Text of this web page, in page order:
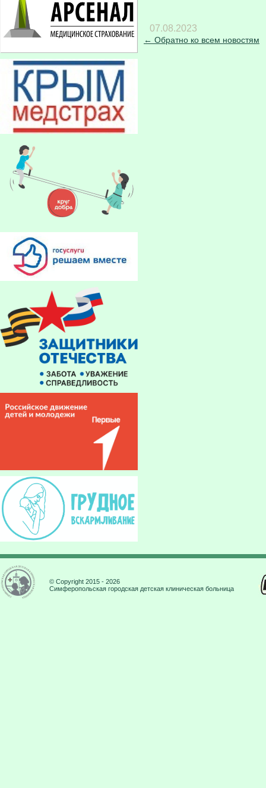
07.08.2023
← Обратно ко всем новостям
© Copyright 2015 - 2026
Симферопольская городская детская клиническая больница